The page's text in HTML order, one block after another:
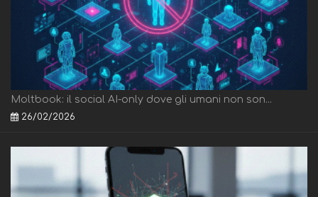
Moltbook: il social AI-only dove gli umani non son...
26/02/2026